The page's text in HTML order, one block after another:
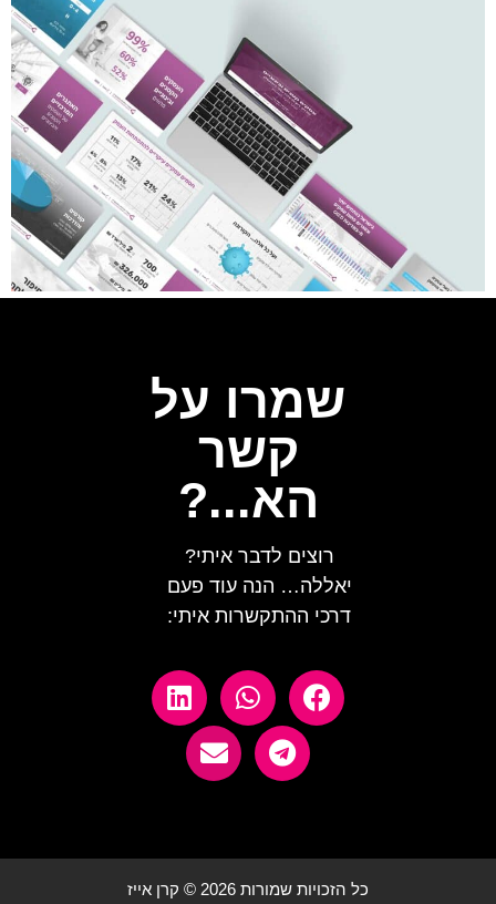
שמרו על
קשר
הא...?
רוצים לדבר איתי?
יאללה… הנה עוד פעם
דרכי ההתקשרות איתי:
כל הזכויות שמורות 2026 © קרן אייז